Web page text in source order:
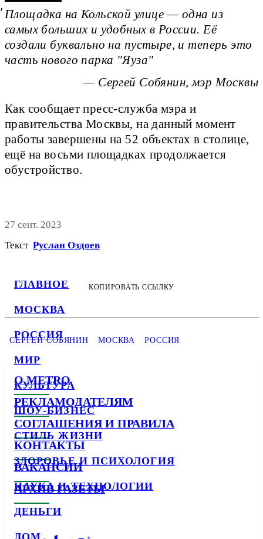
ГЛАВНОЕ
МОСКВА
РОССИЯ
МИР
КУЛЬТУРА
ШОУ-БИЗНЕС
СТИЛЬ ЖИЗНИ
ЗДОРОВЬЕ И ПСИХОЛОГИЯ
НАУКА И ТЕХНОЛОГИИ
ДЕНЬГИ
ДОМ
Площадка на Кольской улице — одна из
самых больших и удобных в России. Её
создали буквально на пустыре, и теперь это
часть нового парка "Яуза
— Сергей Собянин, мэр Москвы
Как сообщает пресс-служба мэра и
правительства Москвы, на данный момент
работы завершены на 52 объектах в столице,
ещё на восьми площадках продолжается
обустройство.
27 сент. 2023
Текст Руслан Оздоев
КОПИРОВАТЬ ССЫЛКУ
СЕРГЕЙ СОБЯНИН МОСКВА РОССИЯ
О METRO
РЕКЛАМОДАТЕЛЯМ
СОГЛАШЕНИЯ И ПРАВИЛА
КОНТАКТЫ
ВАКАНСИИ
АРХИВ ГАЗЕТЫ